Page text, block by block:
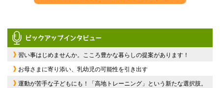
習い事はじめませんか。こころ豊かな暮らしの提案があります！
お母さまに寄り添い、乳幼児の可能性を引き出す
運動が苦手な子どもにも！「高地トレーニング」という新たな選択肢。